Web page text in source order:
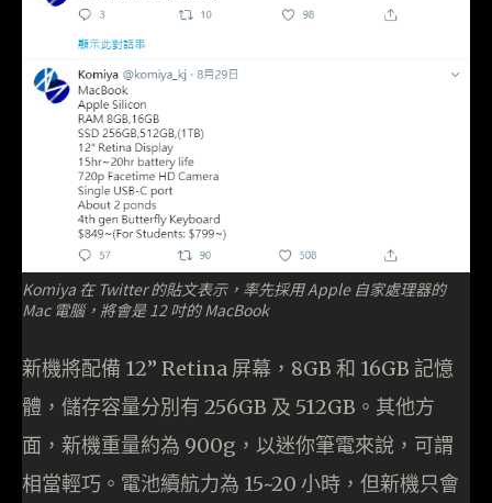
Komiya 在 Twitter 的貼文表示，率先採用 Apple 自家處理器的
Mac 電腦，將會是 12 吋的 MacBook
新機將配備 12” Retina 屏幕，8GB 和 16GB 記憶
體，儲存容量分別有 256GB 及 512GB。其他方
面，新機重量約為 900g，以迷你筆電來說，可謂
相當輕巧。電池續航力為 15~20 小時，但新機只會